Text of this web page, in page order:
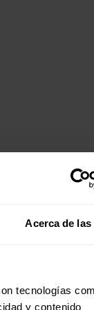
Acerca de las
tecnologías
y contenido
servicio
de 250 MW y
y el Ahorro de
propios del
Europea de